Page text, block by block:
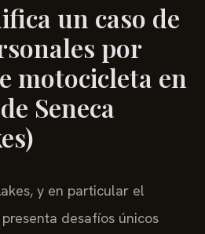
un caso de
por
motocicleta en
Seneca
y en particular el
desafíos únicos